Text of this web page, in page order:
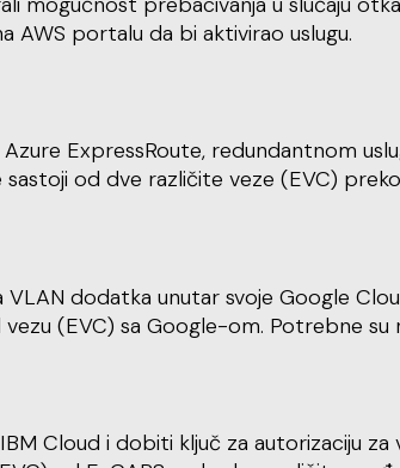
AWS portalu da bi aktivirao uslugu.
ExpressRoute, redundantnom
od dve različite veze (EVC)
VLAN dodatka unutar svoje Google
(EVC) sa Google-om. Potrebne
Cloud i dobiti ključ za autorizaciju